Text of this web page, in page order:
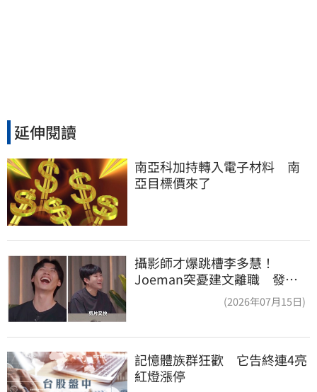
延伸閱讀
南亞科加持轉入電子材料　南
亞目標價來了
攝影師才爆跳槽李多慧！
Joeman突憂建文離職 發聲
「其實我很清楚」(2026年07月15日)
記憶體族群狂歡　它告終連4亮
紅燈漲停